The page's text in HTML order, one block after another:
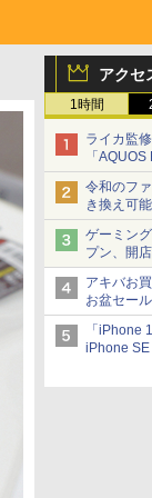
アクセ
1時間
ライカ監
「
令和のフ
き換え可
ム」
ゲーミン
プン、開
押し寄せ
アキバお
お盆セー
円、水平
9,801円
「iPhone
iPhone